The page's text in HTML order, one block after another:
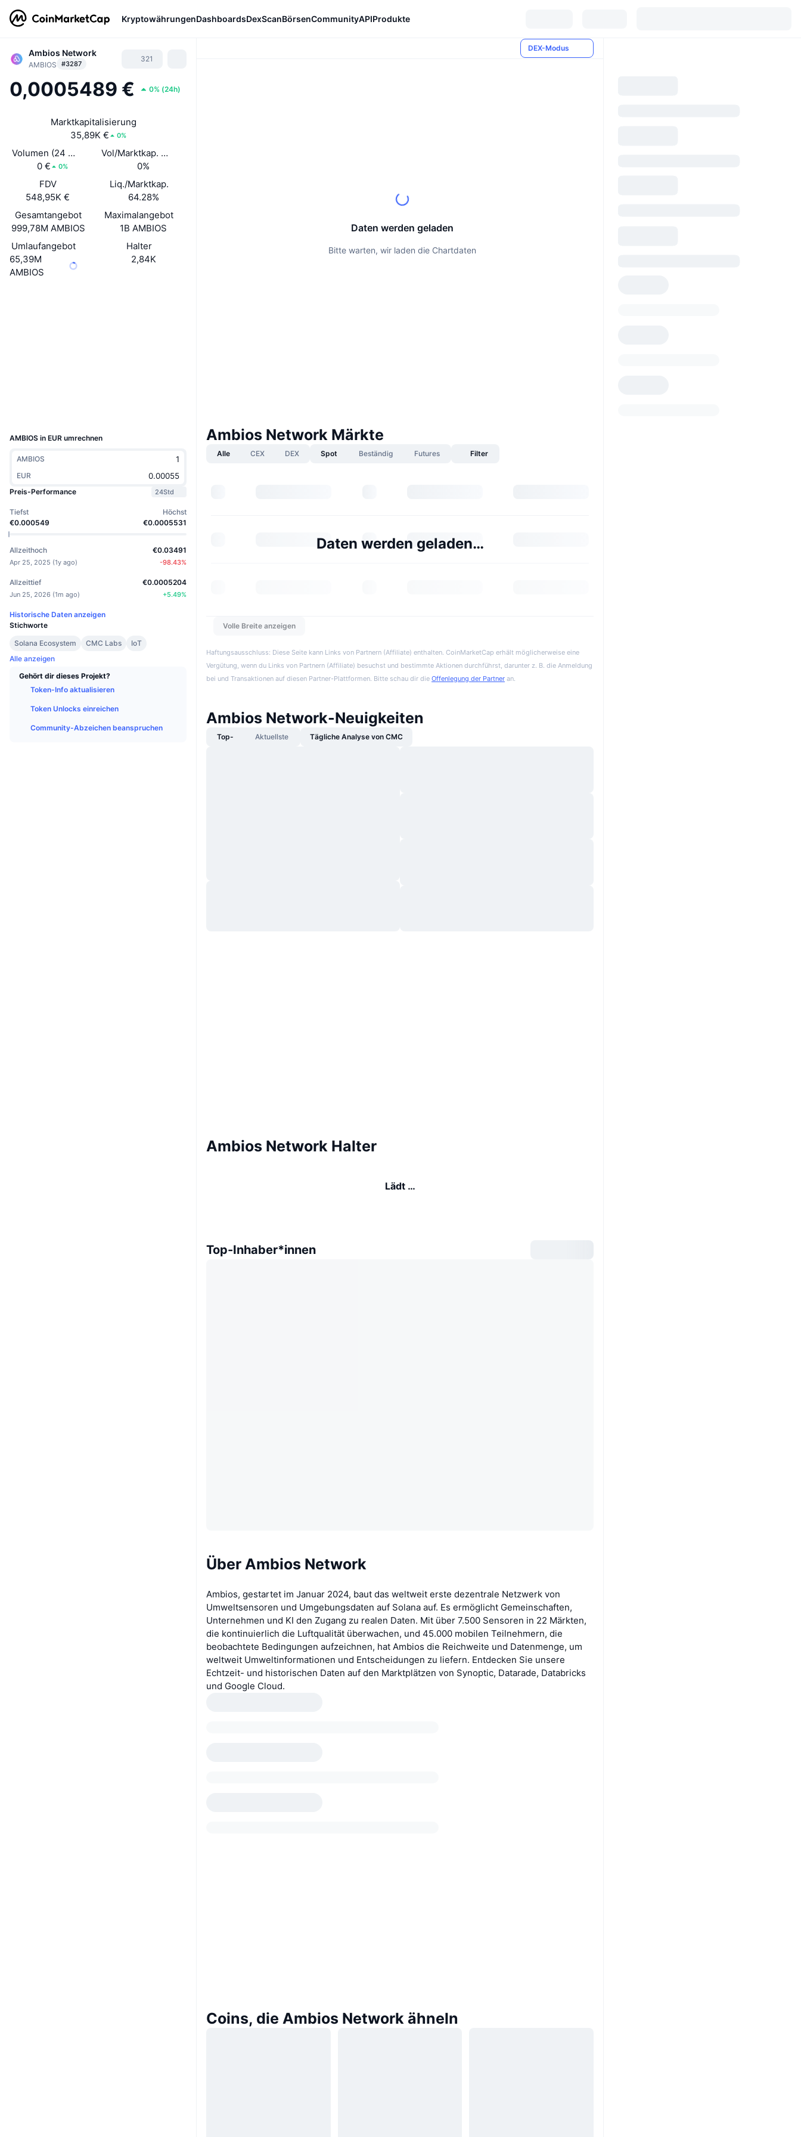
KryptowährungenDashboardsDexScanBörsenCommunityAPIProdukte
Ambios Network
AMBIOS #3287
321
0,0005489 € 0% (24h)
Marktkapitalisierung
35,89K €
0%
Volumen (24 Std.)
0 €
0%
Vol/Marktkap. (24 h)
0%
FDV
548,95K €
Liq./Marktkap.
64.28%
Gesamtangebot
999,78M AMBIOS
Maximalangebot
1B AMBIOS
Umlaufangebot
65,39M
AMBIOS
Halter
2,84K
AMBIOS in EUR umrechnen
AMBIOS
EUR
Preis-Performance
24Std
Tiefst
€0.000549
Höchst
€0.0005531
Allzeithoch
Apr 25, 2025 (1y ago)
€0.03491
-98.43%
Allzeittief
Jun 25, 2026 (1m ago)
€0.0005204
+5.49%
Historische Daten anzeigen
Stichworte
Solana Ecosystem
CMC Labs
IoT
Alle anzeigen
Gehört dir dieses Projekt?
Token-Info aktualisieren
Token Unlocks einreichen
Community-Abzeichen beanspruchen
DEX-Modus
Daten werden geladen
Bitte warten, wir laden die Chartdaten
Ambios Network Märkte
Alle CEX DEX Spot Beständig Futures Filter
Daten werden geladen…
Volle Breite anzeigen
Haftungsausschluss: Diese Seite kann Links von Partnern (Affiliate) enthalten. CoinMarketCap erhält möglicherweise eine
Vergütung, wenn du Links von Partnern (Affiliate) besuchst und bestimmte Aktionen durchführst, darunter z. B. die Anmeldung
bei und Transaktionen auf diesen Partner-Plattformen. Bitte schau dir die Offenlegung der Partner an.
Ambios Network-Neuigkeiten
Top- Aktuellste Tägliche Analyse von CMC
Ambios Network Halter
Lädt …
Top-Inhaber*innen
Über Ambios Network
Ambios, gestartet im Januar 2024, baut das weltweit erste dezentrale Netzwerk von
Umweltsensoren und Umgebungsdaten auf Solana auf. Es ermöglicht Gemeinschaften,
Unternehmen und KI den Zugang zu realen Daten. Mit über 7.500 Sensoren in 22 Märkten,
die kontinuierlich die Luftqualität überwachen, und 45.000 mobilen Teilnehmern, die
beobachtete Bedingungen aufzeichnen, hat Ambios die Reichweite und Datenmenge, um
weltweit Umweltinformationen und Entscheidungen zu liefern. Entdecken Sie unsere
Echtzeit- und historischen Daten auf den Marktplätzen von Synoptic, Datarade, Databricks
und Google Cloud.
Coins, die Ambios Network ähneln